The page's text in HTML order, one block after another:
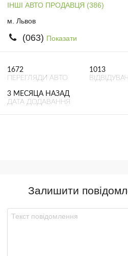
ІНШІ АВТО ПРОДАВЦЯ (386)
м. Львов
(063) Показати
1672
ПЕРЕГЛЯДИ АВТО
1013
3 МЕСЯЦА НАЗАД
ДАТА ДОДАВАННЯ
Залишити